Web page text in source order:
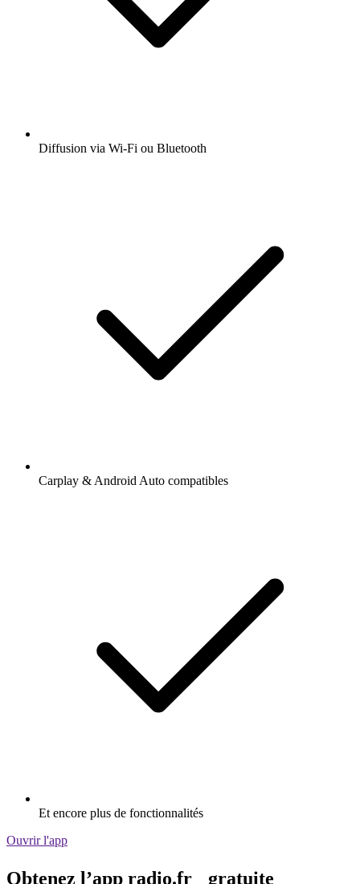
Diffusion via Wi-Fi ou Bluetooth
Carplay & Android Auto compatibles
Et encore plus de fonctionnalités
Ouvrir l'app
Obtenez l’app radio.fr gratuite